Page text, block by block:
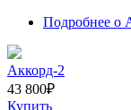
Подробнее о
Аккорд-2
43 800₽
Купить